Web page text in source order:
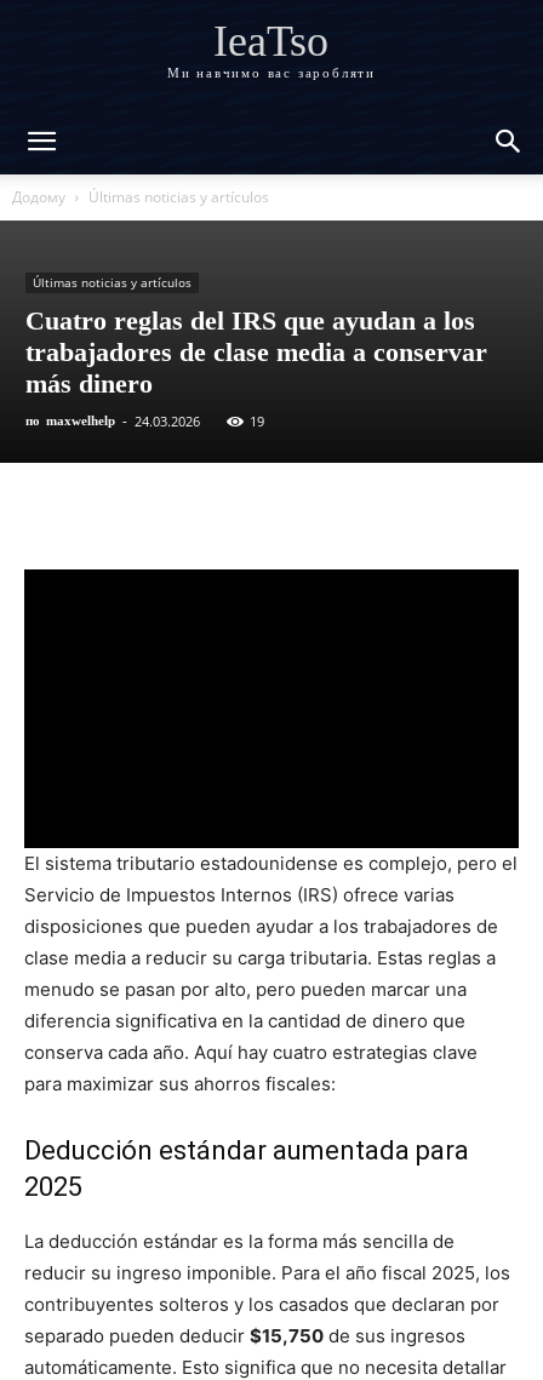
IeaTso
Ми навчимо вас заробляти
Додому Últimas noticias y artículos
Últimas noticias y artículos
Cuatro reglas del IRS que ayudan a los
trabajadores de clase media a conservar
más dinero
по maxwelhelp - 24.03.2026 19
El sistema tributario estadounidense es complejo, pero el
Servicio de Impuestos Internos (IRS) ofrece varias
disposiciones que pueden ayudar a los trabajadores de
clase media a reducir su carga tributaria. Estas reglas a
menudo se pasan por alto, pero pueden marcar una
diferencia significativa en la cantidad de dinero que
conserva cada año. Aquí hay cuatro estrategias clave
para maximizar sus ahorros fiscales:
Deducción estándar aumentada para
2025
La deducción estándar es la forma más sencilla de
reducir su ingreso imponible. Para el año fiscal 2025, los
contribuyentes solteros y los casados ​​que declaran por
separado pueden deducir $15,750 de sus ingresos
automáticamente. Esto significa que no necesita detallar